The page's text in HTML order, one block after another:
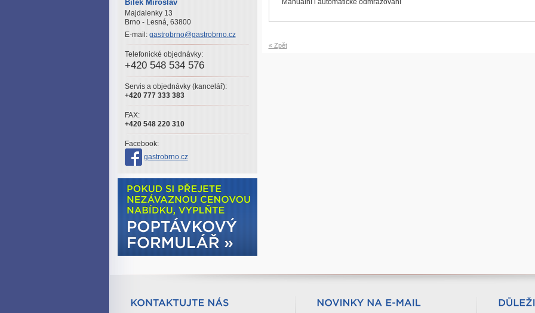
Bílek Miroslav
Majdalenky 13
Brno - Lesná, 63800
E-mail: gastrobrno@gastrobrno.cz
Telefonické objednávky:
+420 548 534 576
Servis a objednávky (kancelář):
+420 777 333 383
FAX:
+420 548 220 310
Facebook:
gastrobrno.cz
Manualní i automatické odmrazování
« Zpět